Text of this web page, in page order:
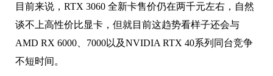
目前来说，RTX 3060 全新卡售价仍在两千元左右，自然
谈不上高性价比显卡，但就目前这趋势看样子还会与
AMD RX 6000、7000以及NVIDIA RTX 40系列同台竞争
不短时间。